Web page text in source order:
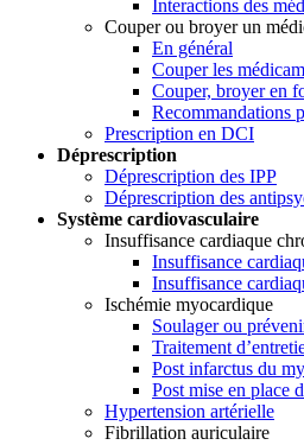
Interactions des
Couper ou broyer un
En général
Couper les
Couper, broyer en
Recommandations
Prescription en DCI
Déprescription
Déprescription des IPP
Déprescription des
Système cardiovasculaire
Insuffisance cardiaque
Insuffisance
Insuffisance
Ischémie myocardique
Soulager ou
Traitement
Post infarctus du
Post mise en place
Hypertension artérielle
Fibrillation auriculaire